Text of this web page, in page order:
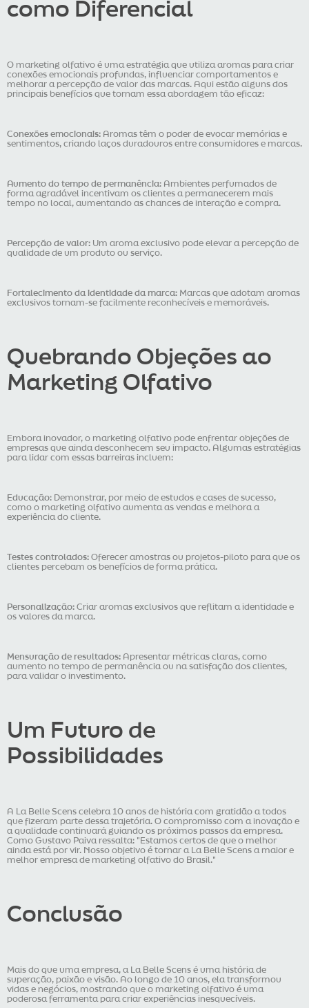
como Diferencial
O marketing olfativo é uma estratégia que utiliza aromas para criar
conexões emocionais profundas, influenciar comportamentos e
melhorar a percepção de valor das marcas. Aqui estão alguns dos
principais benefícios que tornam essa abordagem tão eficaz:
Conexões emocionais: Aromas têm o poder de evocar memórias e
sentimentos, criando laços duradouros entre consumidores e marcas.
Aumento do tempo de permanência: Ambientes perfumados de
forma agradável incentivam os clientes a permanecerem mais
tempo no local, aumentando as chances de interação e compra.
Percepção de valor: Um aroma exclusivo pode elevar a percepção de
qualidade de um produto ou serviço.
Fortalecimento da identidade da marca: Marcas que adotam aromas
exclusivos tornam-se facilmente reconhecíveis e memoráveis.
Quebrando Objeções ao
Marketing Olfativo
Embora inovador, o marketing olfativo pode enfrentar objeções de
empresas que ainda desconhecem seu impacto. Algumas estratégias
para lidar com essas barreiras incluem:
Educação: Demonstrar, por meio de estudos e cases de sucesso,
como o marketing olfativo aumenta as vendas e melhora a
experiência do cliente.
Testes controlados: Oferecer amostras ou projetos-piloto para que os
clientes percebam os benefícios de forma prática.
Personalização: Criar aromas exclusivos que reflitam a identidade e
os valores da marca.
Mensuração de resultados: Apresentar métricas claras, como
aumento no tempo de permanência ou na satisfação dos clientes,
para validar o investimento.
Um Futuro de
Possibilidades
A La Belle Scens celebra 10 anos de história com gratidão a todos
que fizeram parte dessa trajetória. O compromisso com a inovação e
a qualidade continuará guiando os próximos passos da empresa.
Como Gustavo Paiva ressalta: "Estamos certos de que o melhor
ainda está por vir. Nosso objetivo é tornar a La Belle Scens a maior e
melhor empresa de marketing olfativo do Brasil."
Conclusão
Mais do que uma empresa, a La Belle Scens é uma história de
superação, paixão e visão. Ao longo de 10 anos, ela transformou
vidas e negócios, mostrando que o marketing olfativo é uma
poderosa ferramenta para criar experiências inesquecíveis.